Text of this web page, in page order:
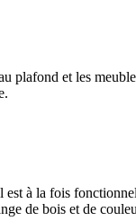
plafond et les
à la fois
de bois et de